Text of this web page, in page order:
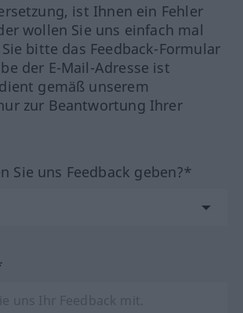
ist Ihnen ein Fehler
wollen Sie uns einfach mal
bitte das Feedback-Formular
der E-Mail-Adresse ist
gemäß unserem
zur Beantwortung Ihrer
Sie uns Feedback geben?*